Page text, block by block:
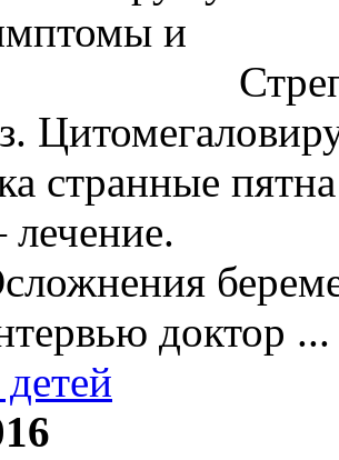
странные
доктор ...